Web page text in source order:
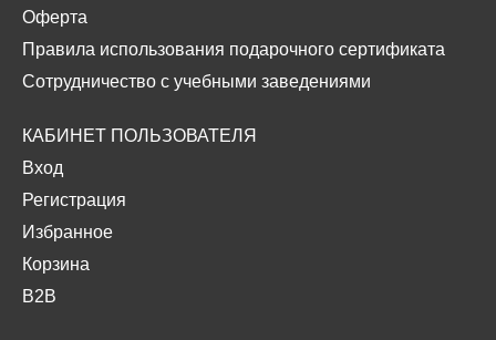
Оферта
Правила использования подарочного сертификата
Сотрудничество с учебными заведениями
КАБИНЕТ ПОЛЬЗОВАТЕЛЯ
Вход
Регистрация
Избранное
Корзина
B2B